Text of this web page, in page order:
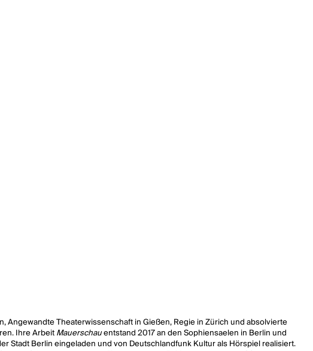
Angewandte Theaterwissenschaft in Gießen, Regie in Zürich und absolvierte
Ihre ArbeitMauerschauentstand 2017 an den Sophiensaelen in Berlin und
Stadt Berlin eingeladen und von Deutschlandfunk Kultur als Hörspiel realisiert.